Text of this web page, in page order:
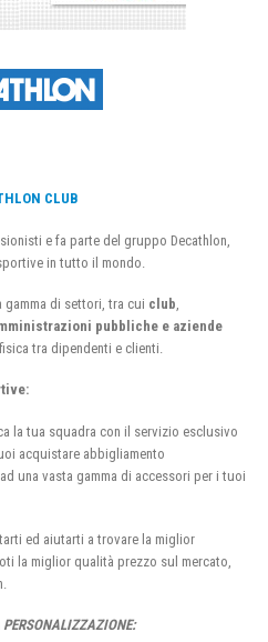
CLUB
e fa parte del gruppo Decathlon,
in tutto il mondo.
gamma di settori, tra cui club
pubbliche e aziende
tra dipendenti e clienti.
la tua squadra con il servizio esclusivo
acquistare abbigliamento
una vasta gamma di accessori per i tuoi
ed aiutarti a trovare la miglior
la miglior qualità prezzo sul mercato,